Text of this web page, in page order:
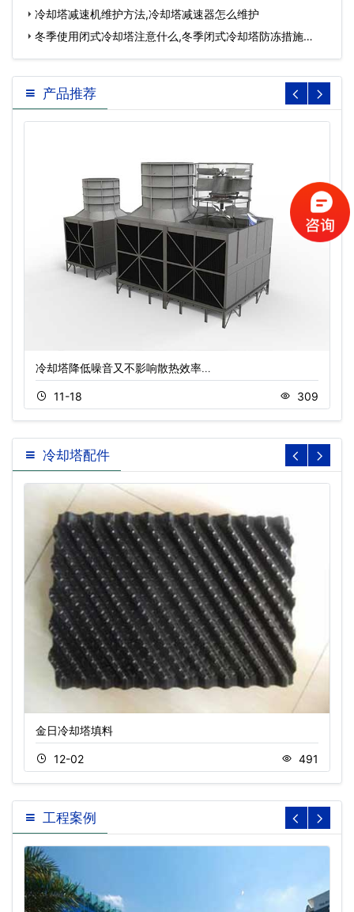
冷却塔减速机维护方法,冷却塔减速器怎么维护
冬季使用闭式冷却塔注意什么,冬季闭式冷却塔防冻措施…
产品推荐
冷却塔降低噪音又不影响散热效率…
11-18 309
冷却塔配件
金日冷却塔填料
12-02 491
工程案例